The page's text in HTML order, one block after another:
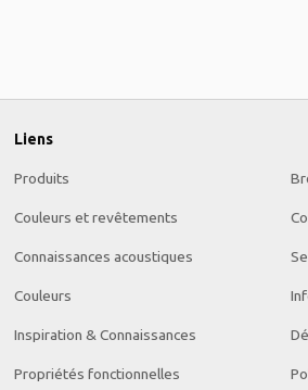
Liens
Produits
Couleurs et revêtements
Connaissances acoustiques
Couleurs
Inspiration & Connaissances
Propriétés fonctionnelles